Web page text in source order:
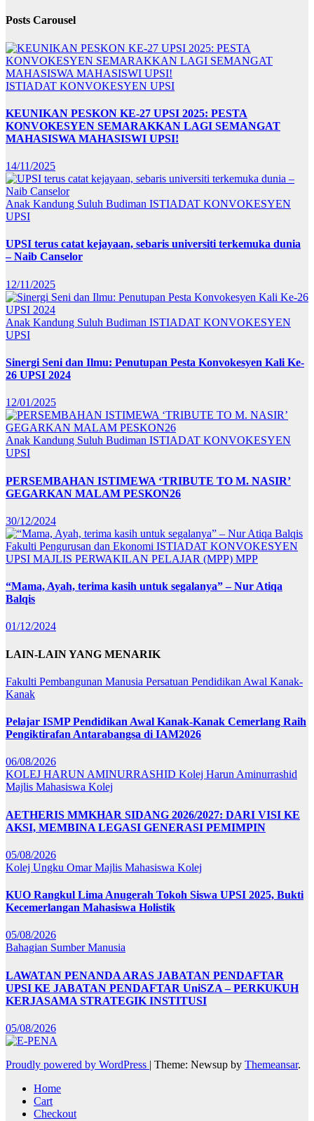
Posts Carousel
ISTIADAT KONVOKESYEN UPSI
KEUNIKAN PESKON KE-27 UPSI 2025: PESTA
KONVOKESYEN SEMARAKKAN LAGI SEMANGAT
MAHASISWA MAHASISWI UPSI!
14/11/2025
Anak Kandung Suluh Budiman ISTIADAT KONVOKESYEN
UPSI
UPSI terus catat kejayaan, sebaris universiti terkemuka dunia
– Naib Canselor
12/11/2025
Anak Kandung Suluh Budiman ISTIADAT KONVOKESYEN
UPSI
Sinergi Seni dan Ilmu: Penutupan Pesta Konvokesyen Kali Ke-
26 UPSI 2024
12/01/2025
Anak Kandung Suluh Budiman ISTIADAT KONVOKESYEN
UPSI
PERSEMBAHAN ISTIMEWA ‘TRIBUTE TO M. NASIR’
GEGARKAN MALAM PESKON26
30/12/2024
Fakulti Pengurusan dan Ekonomi ISTIADAT KONVOKESYEN
UPSI MAJLIS PERWAKILAN PELAJAR (MPP) MPP
“Mama, Ayah, terima kasih untuk segalanya” – Nur Atiqa
Balqis
01/12/2024
LAIN-LAIN YANG MENARIK
Fakulti Pembangunan Manusia Persatuan Pendidikan Awal Kanak-
Kanak
Pelajar ISMP Pendidikan Awal Kanak-Kanak Cemerlang Raih
Pengiktirafan Antarabangsa di IAM2026
06/08/2026
KOLEJ HARUN AMINURRASHID Kolej Harun Aminurrashid
Majlis Mahasiswa Kolej
AETHERIS MMKHAR SIDANG 2026/2027: DARI VISI KE
AKSI, MEMBINA LEGASI GENERASI PEMIMPIN
05/08/2026
Kolej Ungku OmarMajlis Mahasiswa Kolej
KUO Rangkul Lima Anugerah Tokoh Siswa UPSI 2025, Bukti
Kecemerlangan Mahasiswa Holistik
05/08/2026
Bahagian Sumber Manusia
LAWATAN PENANDA ARAS JABATAN PENDAFTAR
UPSI KE JABATAN PENDAFTAR UniSZA – PERKUKUH
KERJASAMA STRATEGIK INSTITUSI
05/08/2026
Proudly powered by WordPress | Theme: Newsup by Themeansar.
Home
Cart
Checkout